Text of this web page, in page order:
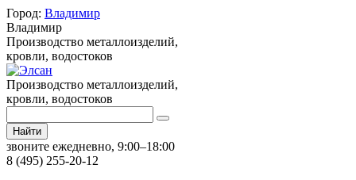
Город: Владимир
Владимир
Производство металлоизделий,
кровли, водостоков
Производство металлоизделий,
кровли, водостоков
Найти
звоните ежедневно, 9:00–18:00
8 (495) 255-20-12